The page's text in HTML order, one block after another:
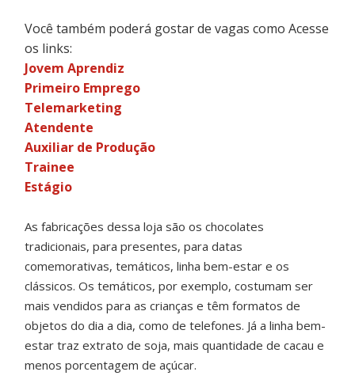
Você também poderá gostar de vagas como Acesse
os links:
Jovem Aprendiz
Primeiro Emprego
Telemarketing
Atendente
Auxiliar de Produção
Trainee
Estágio
As fabricações dessa loja são os chocolates
tradicionais, para presentes, para datas
comemorativas, temáticos, linha bem-estar e os
clássicos. Os temáticos, por exemplo, costumam ser
mais vendidos para as crianças e têm formatos de
objetos do dia a dia, como de telefones. Já a linha bem-
estar traz extrato de soja, mais quantidade de cacau e
menos porcentagem de açúcar.